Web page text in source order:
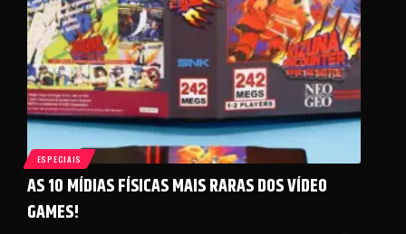
ESPECIAIS
AS 10 MÍDIAS FÍSICAS MAIS RARAS DOS VÍDEO
GAMES!